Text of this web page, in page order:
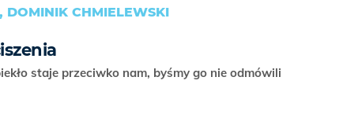
DOMINIK CHMIELEWSKI
staje przeciwko nam, byśmy go nie odmówili